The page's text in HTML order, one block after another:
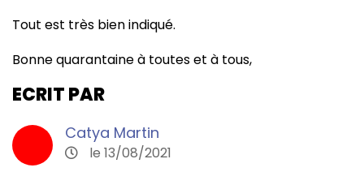
Tout est très bien indiqué.
Bonne quarantaine à toutes et à tous,
ECRIT PAR
Catya Martin
le 13/08/2021